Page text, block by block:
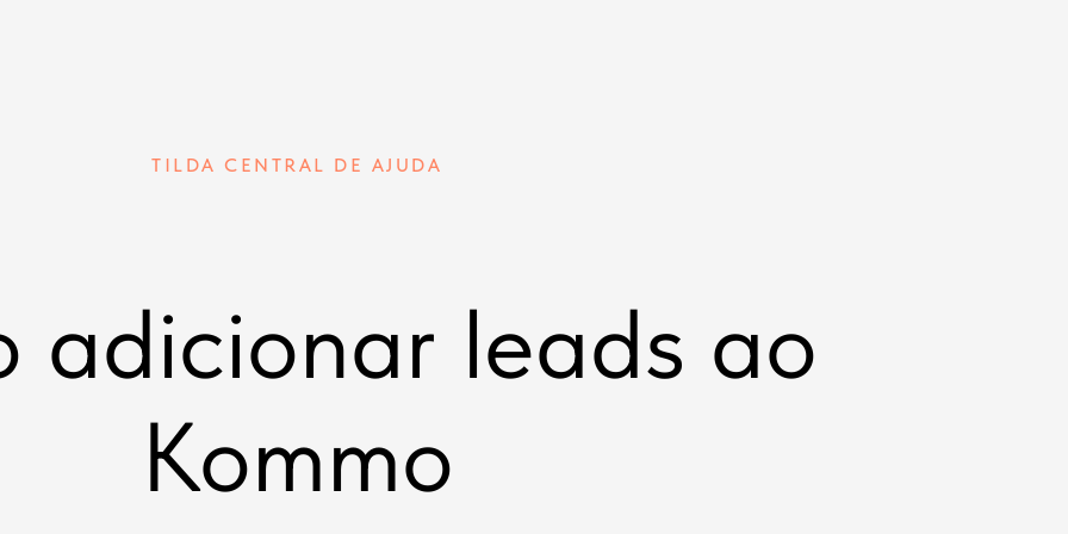
TILDA CENTRAL DE AJUDA
adicionar leads ao
Kommo